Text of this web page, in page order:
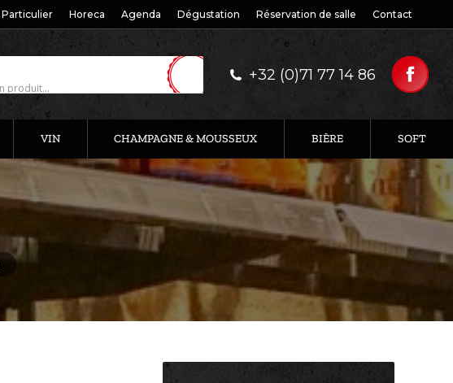
Particulier Horeca Agenda Dégustation Réservation de salle Contact
+32 (0)71 77 14 86
VIN CHAMPAGNE & MOUSSEUX BIÈRE SOFT